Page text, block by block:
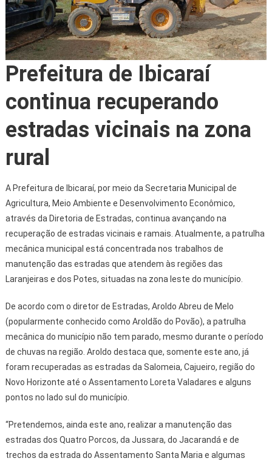
Prefeitura de Ibicaraí
continua recuperando
estradas vicinais na zona
rural
A Prefeitura de Ibicaraí, por meio da Secretaria Municipal de
Agricultura, Meio Ambiente e Desenvolvimento Econômico,
através da Diretoria de Estradas, continua avançando na
recuperação de estradas vicinais e ramais. Atualmente, a patrulha
mecânica municipal está concentrada nos trabalhos de
manutenção das estradas que atendem às regiões das
Laranjeiras e dos Potes, situadas na zona leste do município.
De acordo com o diretor de Estradas, Aroldo Abreu de Melo
(popularmente conhecido como Aroldão do Povão), a patrulha
mecânica do município não tem parado, mesmo durante o período
de chuvas na região. Aroldo destaca que, somente este ano, já
foram recuperadas as estradas da Salomeia, Cajueiro, região do
Novo Horizonte até o Assentamento Loreta Valadares e alguns
pontos no lado sul do município.
“Pretendemos, ainda este ano, realizar a manutenção das
estradas dos Quatro Porcos, da Jussara, do Jacarandá e de
trechos da estrada do Assentamento Santa Maria e algumas